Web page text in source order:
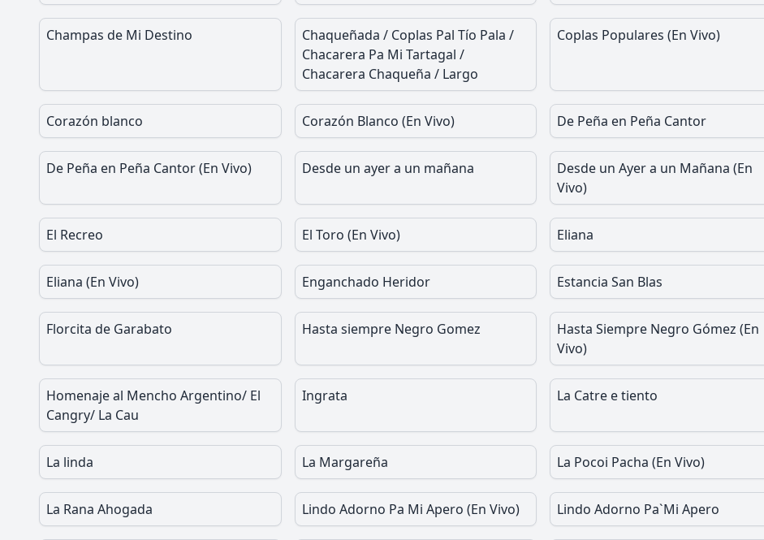
Champas de Mi Destino
Chaqueñada / Coplas Pal Tío Pala /
Chacarera Pa Mi Tartagal /
Chacarera Chaqueña / Largo
Coplas Populares (En Vivo)
Corazón blanco Corazón Blanco (En Vivo) De Peña en Peña Cantor
De Peña en Peña Cantor (En Vivo) Desde un ayer a un mañana
Desde un Ayer a un Mañana (En
Vivo)
El Recreo El Toro (En Vivo) Eliana
Eliana (En Vivo) Enganchado Heridor Estancia San Blas
Florcita de Garabato Hasta siempre Negro Gomez
Hasta Siempre Negro Gómez (En
Vivo)
Homenaje al Mencho Argentino/ El
Cangry/ La Cau
Ingrata La Catre e tiento
La linda La Margareña La Pocoi Pacha (En Vivo)
La Rana Ahogada Lindo Adorno Pa Mi Apero (En Vivo) Lindo Adorno Pa`Mi Apero